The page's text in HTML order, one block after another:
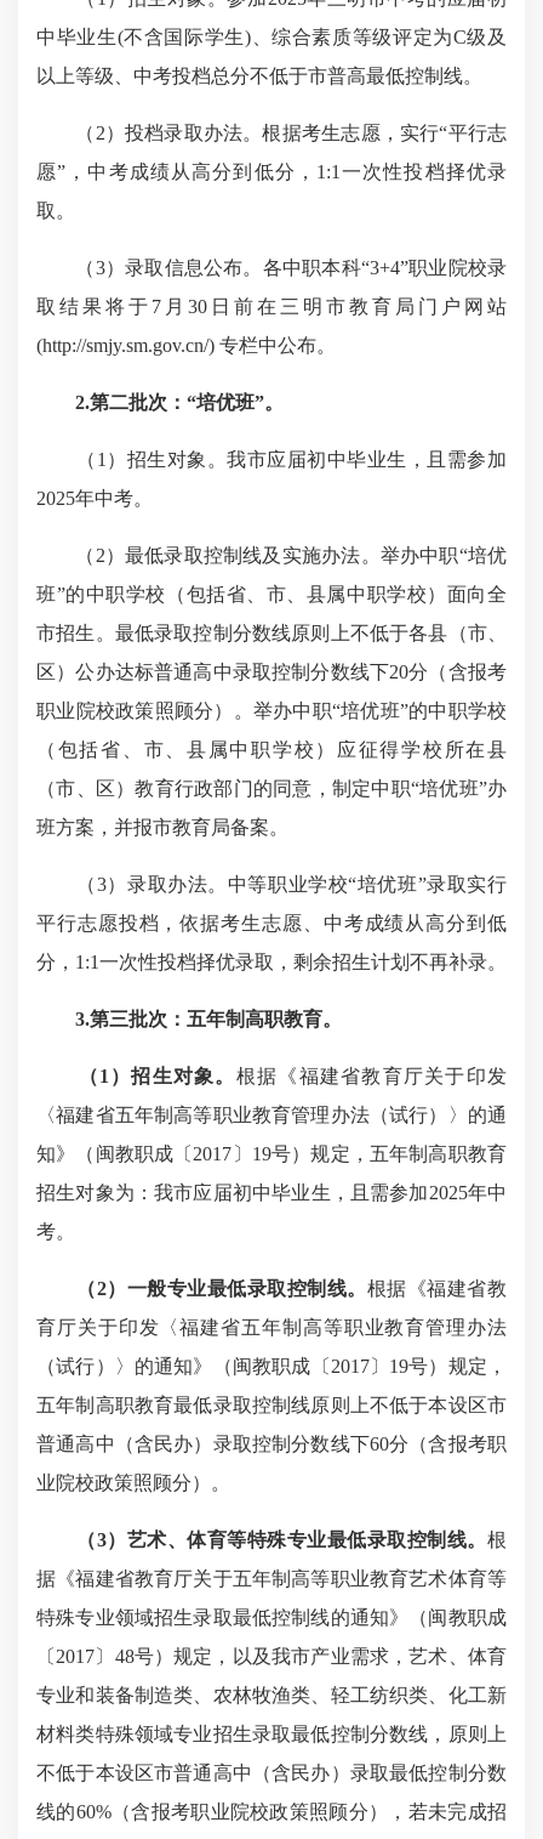
中毕业生(不含国际学生)、综合素质等级评定为C级及
以上等级、中考投档总分不低于市普高最低控制线。
（2）投档录取办法。根据考生志愿，实行“平行志
愿”，中考成绩从高分到低分，1:1一次性投档择优录
取。
（3）录取信息公布。各中职本科“3+4”职业院校录
取结果将于7月30日前在三明市教育局门户网站
(http://smjy.sm.gov.cn/) 专栏中公布。
2.第二批次：“培优班”。
（1）招生对象。我市应届初中毕业生，且需参加
2025年中考。
（2）最低录取控制线及实施办法。举办中职“培优
班”的中职学校（包括省、市、县属中职学校）面向全
市招生。最低录取控制分数线原则上不低于各县（市、
区）公办达标普通高中录取控制分数线下20分（含报考
职业院校政策照顾分）。举办中职“培优班”的中职学校
（包括省、市、县属中职学校）应征得学校所在县
（市、区）教育行政部门的同意，制定中职“培优班”办
班方案，并报市教育局备案。
（3）录取办法。中等职业学校“培优班”录取实行
平行志愿投档，依据考生志愿、中考成绩从高分到低
分，1:1一次性投档择优录取，剩余招生计划不再补录。
3.第三批次：五年制高职教育。
（1）招生对象。 根据《福建省教育厅关于印发
〈福建省五年制高等职业教育管理办法（试行）〉的通
知》（闽教职成〔2017〕19号）规定，五年制高职教育
招生对象为：我市应届初中毕业生，且需参加2025年中
考。
（2）一般专业最低录取控制线。 根据《福建省教
育厅关于印发〈福建省五年制高等职业教育管理办法
（试行）〉的通知》（闽教职成〔2017〕19号）规定，
五年制高职教育最低录取控制线原则上不低于本设区市
普通高中（含民办）录取控制分数线下60分（含报考职
业院校政策照顾分）。
（3）艺术、体育等特殊专业最低录取控制线。根
据《福建省教育厅关于五年制高等职业教育艺术体育等
特殊专业领域招生录取最低控制线的通知》（闽教职成
〔2017〕48号）规定，以及我市产业需求，艺术、体育
专业和装备制造类、农林牧渔类、轻工纺织类、化工新
材料类特殊领域专业招生录取最低控制分数线，原则上
不低于本设区市普通高中（含民办）录取最低控制分数
线的60%（含报考职业院校政策照顾分），若未完成招